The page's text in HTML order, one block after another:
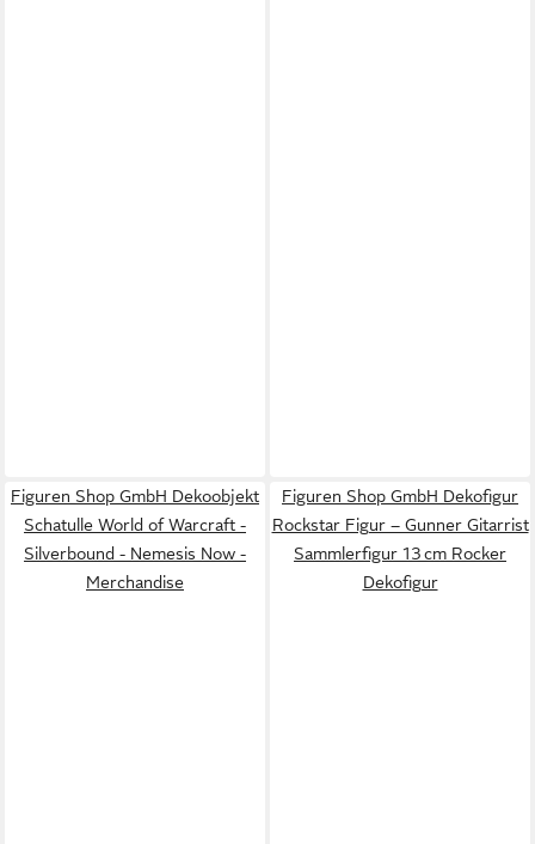
Figuren Shop GmbH Dekoobjekt
Schatulle World of Warcraft -
Silverbound - Nemesis Now -
Merchandise
Figuren Shop GmbH Dekofigur
Rockstar Figur – Gunner Gitarrist
Sammlerfigur 13 cm Rocker
Dekofigur